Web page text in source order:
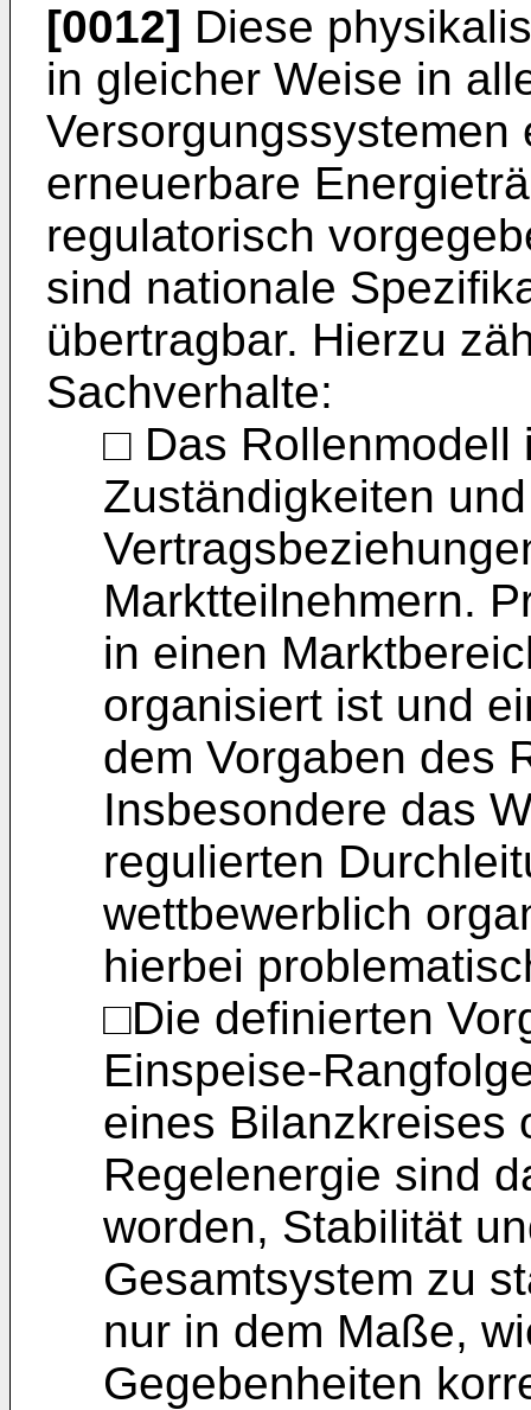
[0012] Diese
in gleicher Weise in
erneuerbare
regulatorisch
sind nationale
übertragbar. Hierzu
Sachverhalte:
□ Das Rollenmodell
Zuständigkeiten
Marktteilnehmern.
in einen
organisiert ist und
dem Vorgaben des
Insbesondere das
regulierten
wettbewerblich
hierbei
□Die definierten
Einspeise-
eines Bilanzkreises
Regelenergie sind
worden, Stabilität
Gesamtsystem zu
nur in dem Maße,
Gegebenheiten